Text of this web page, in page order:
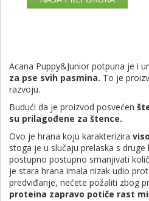
Acana Puppy&Junior potpuna je i
za pse svih pasmina. To je
razvoju.
Budući da je proizvod posvećen
su prilagođene za štence.
Ovo je hrana koju karakterizira
stoga je u slučaju prelaska s
postupno postupno smanjivati
je stara hrana imala nizak udio
predviđanje, nećete požaliti zbog
proteina zapravo potiče rast